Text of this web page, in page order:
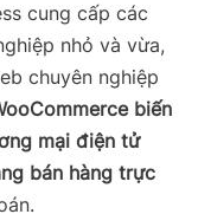
cung cấp các
nhỏ và vừa,
chuyên nghiệp
biến
mại điện tử
bán hàng trực